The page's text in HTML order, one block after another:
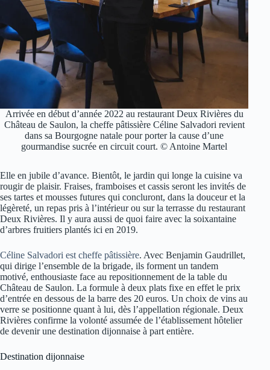
Arrivée en début d’année 2022 au restaurant Deux Rivières du
Château de Saulon, la cheffe pâtissière Céline Salvadori revient
dans sa Bourgogne natale pour porter la cause d’une
gourmandise sucrée en circuit court. © Antoine Martel
Elle en jubile d’avance. Bientôt, le jardin qui longe la cuisine va
rougir de plaisir. Fraises, framboises et cassis seront les invités de
ses tartes et mousses futures qui concluront, dans la douceur et la
légèreté, un repas pris à l’intérieur ou sur la terrasse du restaurant
Deux Rivières. Il y aura aussi de quoi faire avec la soixantaine
d’arbres fruitiers plantés ici en 2019.
Céline Salvadori est cheffe pâtissière. Avec Benjamin Gaudrillet,
qui dirige l’ensemble de la brigade, ils forment un tandem
motivé, enthousiaste face au repositionnement de la table du
Château de Saulon. La formule à deux plats fixe en effet le prix
d’entrée en dessous de la barre des 20 euros. Un choix de vins au
verre se positionne quant à lui, dès l’appellation régionale. Deux
Rivières confirme la volonté assumée de l’établissement hôtelier
de devenir une destination dijonnaise à part entière.
Destination dijonnaise